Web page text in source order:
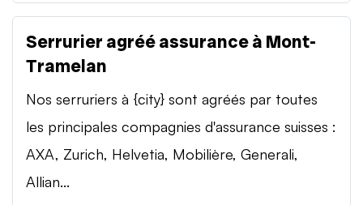
Serrurier agréé assurance à Mont-
Tramelan
Nos serruriers à {city} sont agréés par toutes
les principales compagnies d'assurance suisses :
AXA, Zurich, Helvetia, Mobilière, Generali,
Allian...